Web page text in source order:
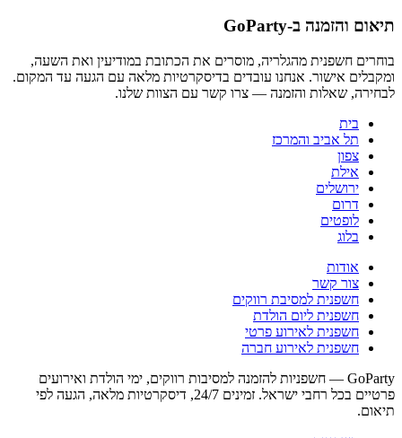
תיאום והזמנה ב-GoParty
בוחרים חשפנית מהגלריה, מוסרים את הכתובת במודיעין ואת השעה,
ומקבלים אישור. אנחנו עובדים בדיסקרטיות מלאה עם הגעה עד המקום.
לבחירה, שאלות והזמנה — צרו קשר עם הצוות שלנו.
בית
תל אביב והמרכז
צפון
אילת
ירושלים
דרום
לופטים
בלוג
אודות
צור קשר
חשפנית למסיבת רווקים
חשפנית ליום הולדת
חשפנית לאירוע פרטי
חשפנית לאירוע חברה
GoParty — חשפניות להזמנה למסיבות רווקים, ימי הולדת ואירועים
פרטיים בכל רחבי ישראל. זמינים 24/7, דיסקרטיות מלאה, הגעה לפי
תיאום.